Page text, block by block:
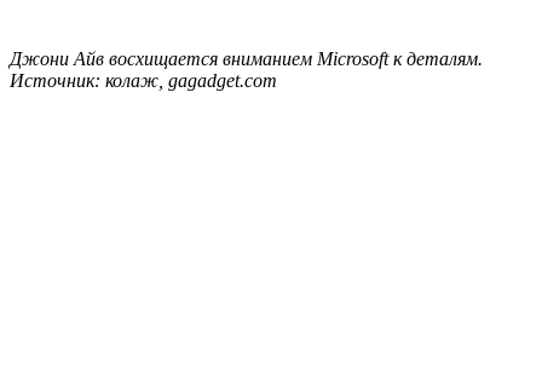
Джони Айв восхищается вниманием Microsoft к деталям.
Источник: колаж, gagadget.com